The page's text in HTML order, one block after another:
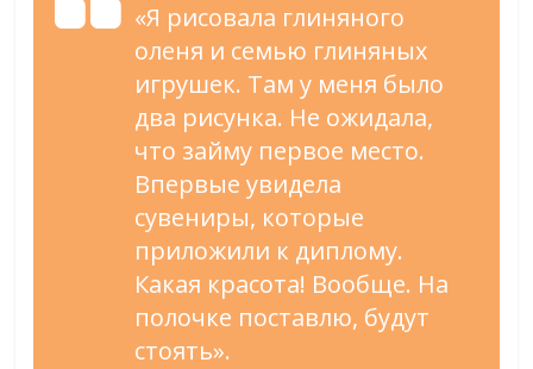
«Я рисовала глиняного
оленя и семью глиняных
игрушек. Там у меня было
два рисунка. Не ожидала,
что займу первое место.
Впервые увидела
сувениры, которые
приложили к диплому.
Какая красота! Вообще. На
полочке поставлю, будут
стоять».